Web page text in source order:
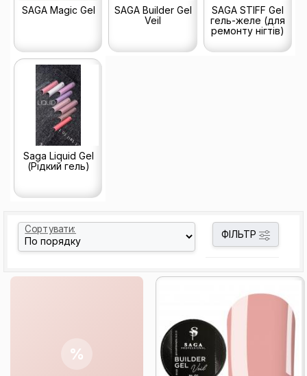
SAGA Magic Gel
SAGA Builder Gel
Veil
SAGA STIFF Gel
гель-желе (для
ремонту нігтів)
Saga Liquid Gel
(Рідкий гель)
Сортувати: ФІЛЬТР
%